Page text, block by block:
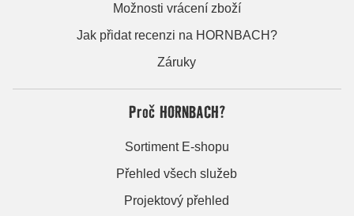
Možnosti vrácení zboží
Jak přidat recenzi na HORNBACH?
Záruky
Proč HORNBACH?
Sortiment E-shopu
Přehled všech služeb
Projektový přehled